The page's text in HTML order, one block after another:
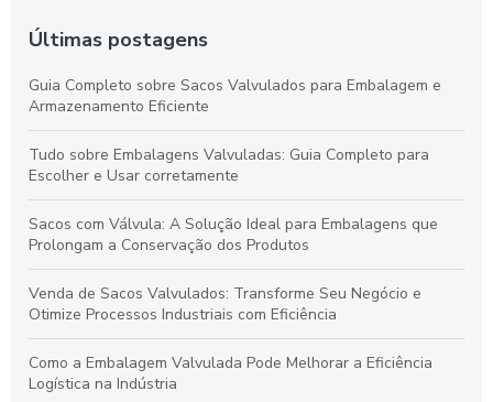
Últimas postagens
Guia Completo sobre Sacos Valvulados para Embalagem e
Armazenamento Eficiente
Tudo sobre Embalagens Valvuladas: Guia Completo para
Escolher e Usar corretamente
Sacos com Válvula: A Solução Ideal para Embalagens que
Prolongam a Conservação dos Produtos
Venda de Sacos Valvulados: Transforme Seu Negócio e
Otimize Processos Industriais com Eficiência
Como a Embalagem Valvulada Pode Melhorar a Eficiência
Logística na Indústria